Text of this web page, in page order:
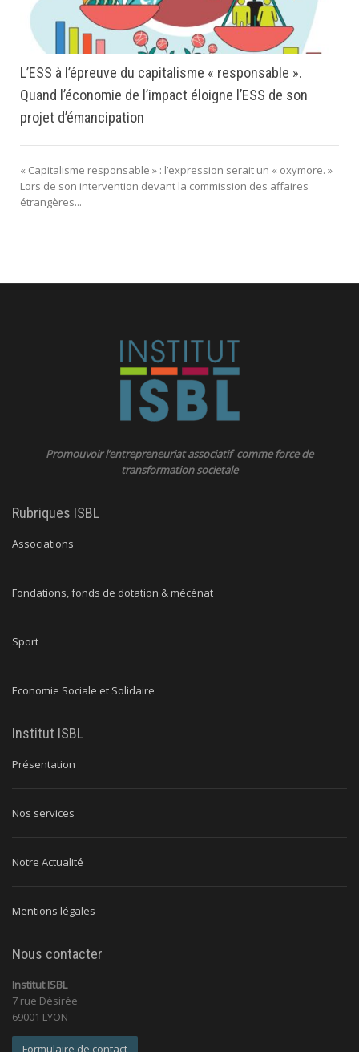
L’ESS à l’épreuve du capitalisme « responsable ».
Quand l’économie de l’impact éloigne l’ESS de son
projet d’émancipation
« Capitalisme responsable » : l’expression serait un « oxymore. »
Lors de son intervention devant la commission des affaires
étrangères...
Promouvoir l’entrepreneuriat associatif comme force de
transformation societale
Rubriques ISBL
Associations
Fondations, fonds de dotation & mécénat
Sport
Economie Sociale et Solidaire
Institut ISBL
Présentation
Nos services
Notre Actualité
Mentions légales
Nous contacter
Institut ISBL
7 rue Désirée
69001 LYON
Formulaire de contact